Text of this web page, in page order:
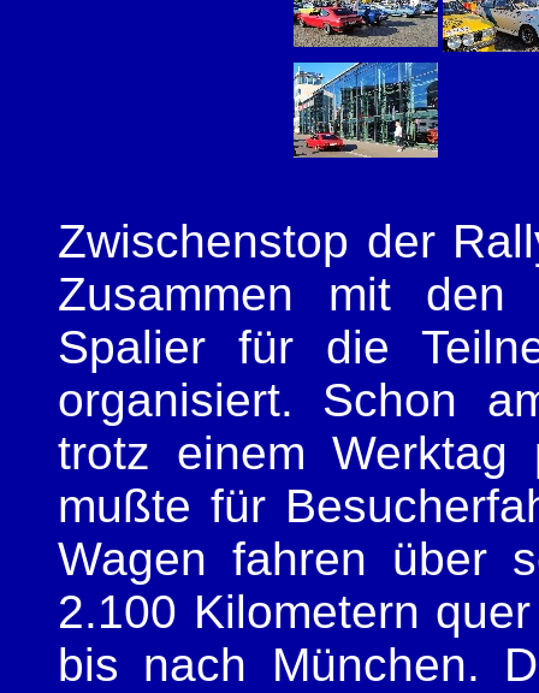
Zwischenstop der
Zusammen mit
Spalier für die
organisiert. Schon
trotz einem Werktag
mußte für
Wagen fahren über
2.100 Kilometern
bis nach München.